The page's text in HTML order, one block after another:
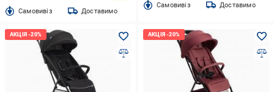
Cамовивіз Доставимо
Cамовивіз Доставимо